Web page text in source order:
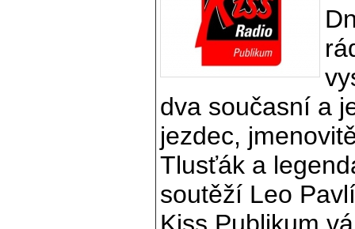
dva současní a
jezdec,
Tlusťák a
soutěží Leo